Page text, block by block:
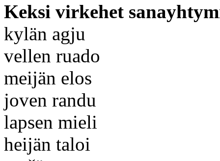
Keksi virkehet
kylän agju
vellen ruado
meijän elos
joven randu
lapsen mieli
heijän taloi